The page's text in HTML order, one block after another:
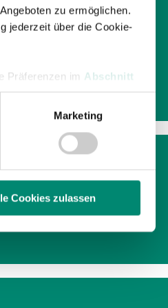
zu ermöglichen.
jederzeit über die Cookie-
Präferenzen im Abschnitt
Verwendung unserer
Marketing
Cookies zulassen